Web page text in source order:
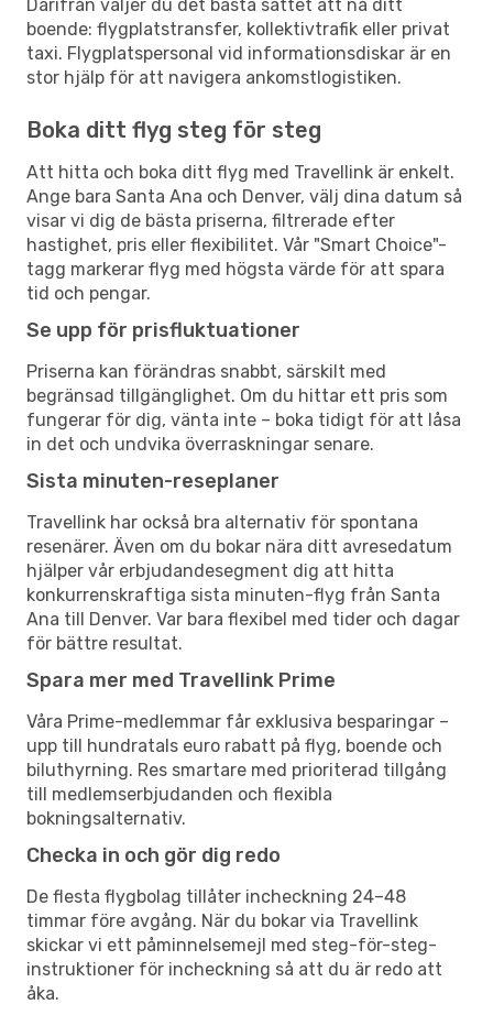
Därifrån väljer du det bästa sättet att nå ditt
boende: flygplatstransfer, kollektivtrafik eller privat
taxi. Flygplatspersonal vid informationsdiskar är en
stor hjälp för att navigera ankomstlogistiken.
Boka ditt flyg steg för steg
Att hitta och boka ditt flyg med Travellink är enkelt.
Ange bara Santa Ana och Denver, välj dina datum så
visar vi dig de bästa priserna, filtrerade efter
hastighet, pris eller flexibilitet. Vår "Smart Choice"-
tagg markerar flyg med högsta värde för att spara
tid och pengar.
Se upp för prisfluktuationer
Priserna kan förändras snabbt, särskilt med
begränsad tillgänglighet. Om du hittar ett pris som
fungerar för dig, vänta inte – boka tidigt för att låsa
in det och undvika överraskningar senare.
Sista minuten-reseplaner
Travellink har också bra alternativ för spontana
resenärer. Även om du bokar nära ditt avresedatum
hjälper vår erbjudandesegment dig att hitta
konkurrenskraftiga sista minuten-flyg från Santa
Ana till Denver. Var bara flexibel med tider och dagar
för bättre resultat.
Spara mer med Travellink Prime
Våra Prime-medlemmar får exklusiva besparingar –
upp till hundratals euro rabatt på flyg, boende och
biluthyrning. Res smartare med prioriterad tillgång
till medlemserbjudanden och flexibla
bokningsalternativ.
Checka in och gör dig redo
De flesta flygbolag tillåter incheckning 24–48
timmar före avgång. När du bokar via Travellink
skickar vi ett påminnelsemejl med steg-för-steg-
instruktioner för incheckning så att du är redo att
åka.